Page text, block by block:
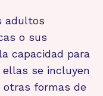
adultos
o sus
capacidad para
se incluyen
otras formas de